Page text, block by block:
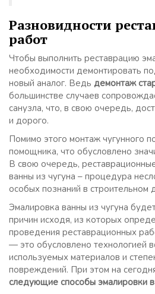
Разновидности
работ
Чтобы выполнить реставрацию
необходимости демонтировать
новый аналог. Ведь демонтаж
большинстве случаев
санузла, что, в свою очередь,
и дорого.
Помимо этого монтаж чугунного
помощника, что обусловлено
В свою очередь,
ванны из чугуна – процедура
особых познаний в строительном
Эмалировка ванны из чугуна
причин исходя, из которых
проведения реставрационных
— это обусловлено технологией
используемых материалов и
повреждений. При этом на
следующие способы эмалировки